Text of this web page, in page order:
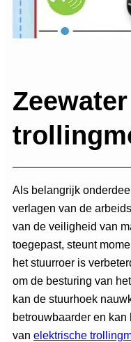
Als belangrijk
verlagen van de
van de veiligheid van
toegepast, steunt
het stuurroer is
om de besturing van
kan de stuurhoek
betrouwbaarder en
van elektrische